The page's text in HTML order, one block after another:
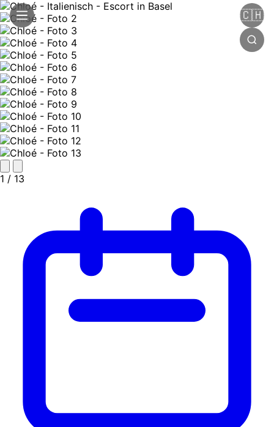
🇨🇭
1 / 13